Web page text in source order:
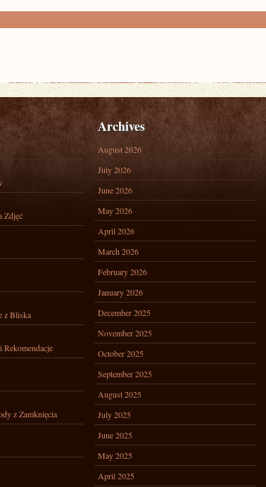
ZAINTERESOWANIA
ODPOWIEDNIM
Zdjęć
z Bliska
Rekomendacje
z Zamknięcia
Archives
August 2026
July 2026
June 2026
May 2026
April 2026
March 2026
February 2026
January 2026
December 2025
November 2025
October 2025
September 2025
August 2025
July 2025
June 2025
May 2025
April 2025